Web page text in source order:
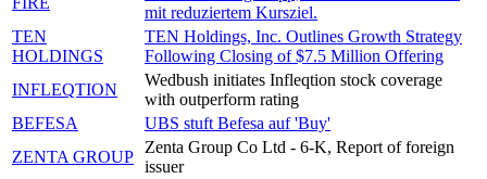
mit reduziertem Kursziel.
TEN
HOLDINGS
TEN Holdings, Inc. Outlines Growth Strategy
Following Closing of $7.5 Million Offering
INFLEQTION
Wedbush initiates Infleqtion stock coverage
with outperform rating
BEFESA
UBS stuft Befesa auf 'Buy'
ZENTA GROUP
Zenta Group Co Ltd - 6-K, Report of foreign
issuer